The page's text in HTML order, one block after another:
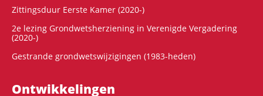
Zittingsduur Eerste Kamer (2020-)
2e lezing Grondwetsherziening in Verenigde Vergadering
(2020-)
Gestrande grondwetswijzigingen (1983-heden)
Ontwikke­lingen